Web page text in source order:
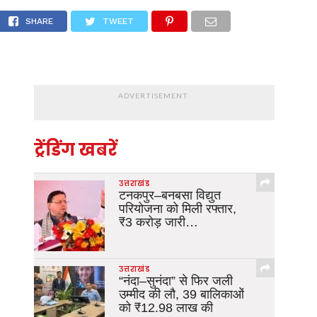
SHARE TWEET
ADVERTISEMENT
ट्रेंडिंग खबरें
उत्तराखंड
टनकपुर–बनबसा विद्युत
परियोजना को मिली रफ्तार,
₹3 करोड़ जारी…
उत्तराखंड
“नंदा–सुनंदा” से फिर जली
उम्मीद की लौ, 39 बालिकाओं
को ₹12.98 लाख की